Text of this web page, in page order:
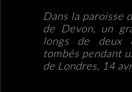
Dans la paroisse
de Devon, un
longs de deux
tombés pendant
de Londres, 14